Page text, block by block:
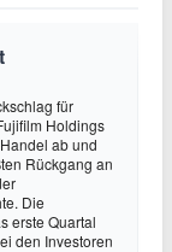
für
Holdings
ab und
Rückgang an
Die
erste Quartal
den Investoren